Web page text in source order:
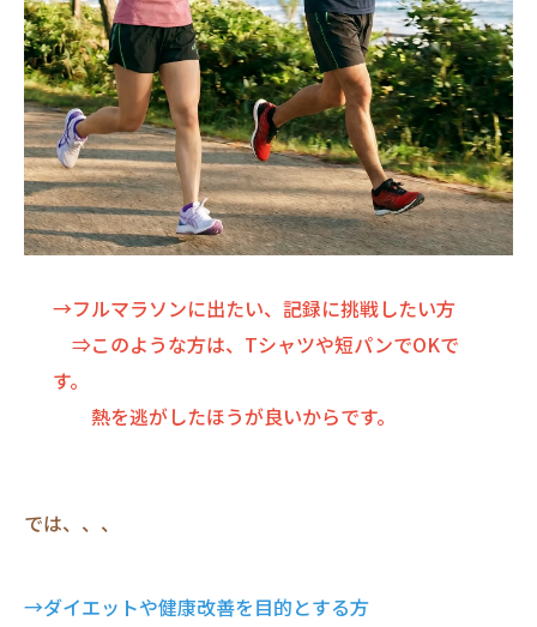
→フルマラソンに出たい、記録に挑戦したい方
⇒このような方は、Tシャツや短パンでOKで
す。
熱を逃がしたほうが良いからです。
では、、、
→ダイエットや健康改善を目的とする方